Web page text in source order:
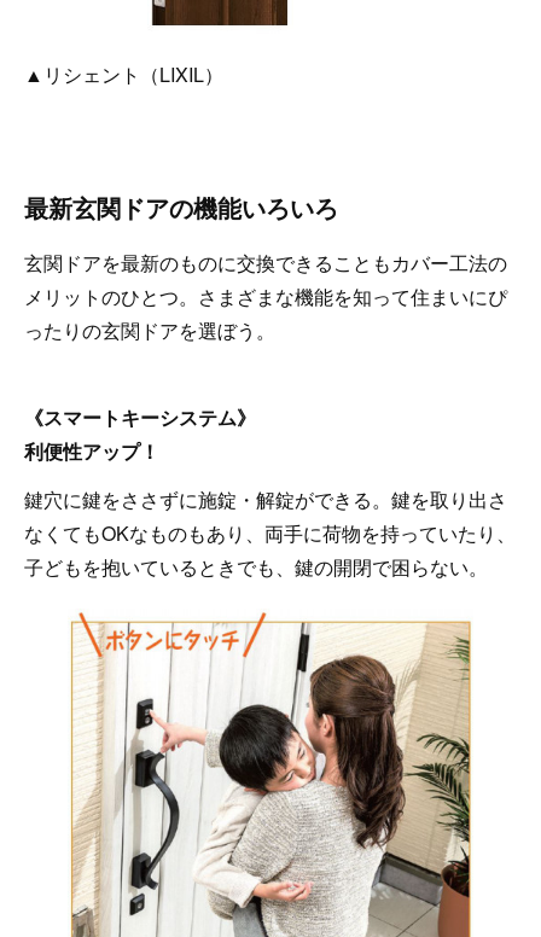
▲リシェント（LIXIL）
最新玄関ドアの機能いろいろ
玄関ドアを最新のものに交換できることもカバー工法の
メリットのひとつ。さまざまな機能を知って住まいにぴ
ったりの玄関ドアを選ぼう。
《スマートキーシステム》
利便性アップ！
鍵穴に鍵をささずに施錠・解錠ができる。鍵を取り出さ
なくてもOKなものもあり、両手に荷物を持っていたり、
子どもを抱いているときでも、鍵の開閉で困らない。